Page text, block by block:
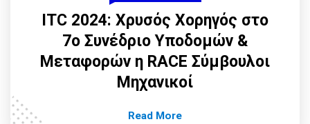
ITC 2024: Χρυσός Χορηγός στο
7ο Συνέδριο Υποδομών &
Μεταφορών η RACE Σύμβουλοι
Μηχανικοί
Read More